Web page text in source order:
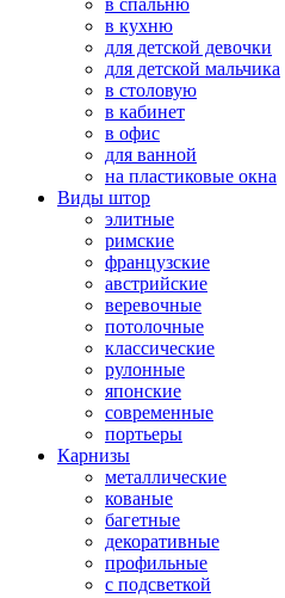
в спальню
в кухню
для детской девочки
для детской мальчика
в столовую
в кабинет
в офис
для ванной
на пластиковые окна
Виды штор
элитные
римские
французские
австрийские
веревочные
потолочные
классические
рулонные
японские
современные
портьеры
Карнизы
металлические
кованые
багетные
декоративные
профильные
с подсветкой